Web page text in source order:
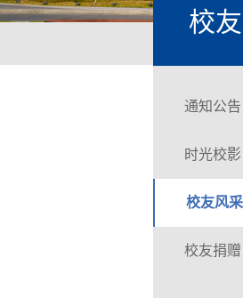
校
通知公告
时光校影
校友风采
校友捐赠